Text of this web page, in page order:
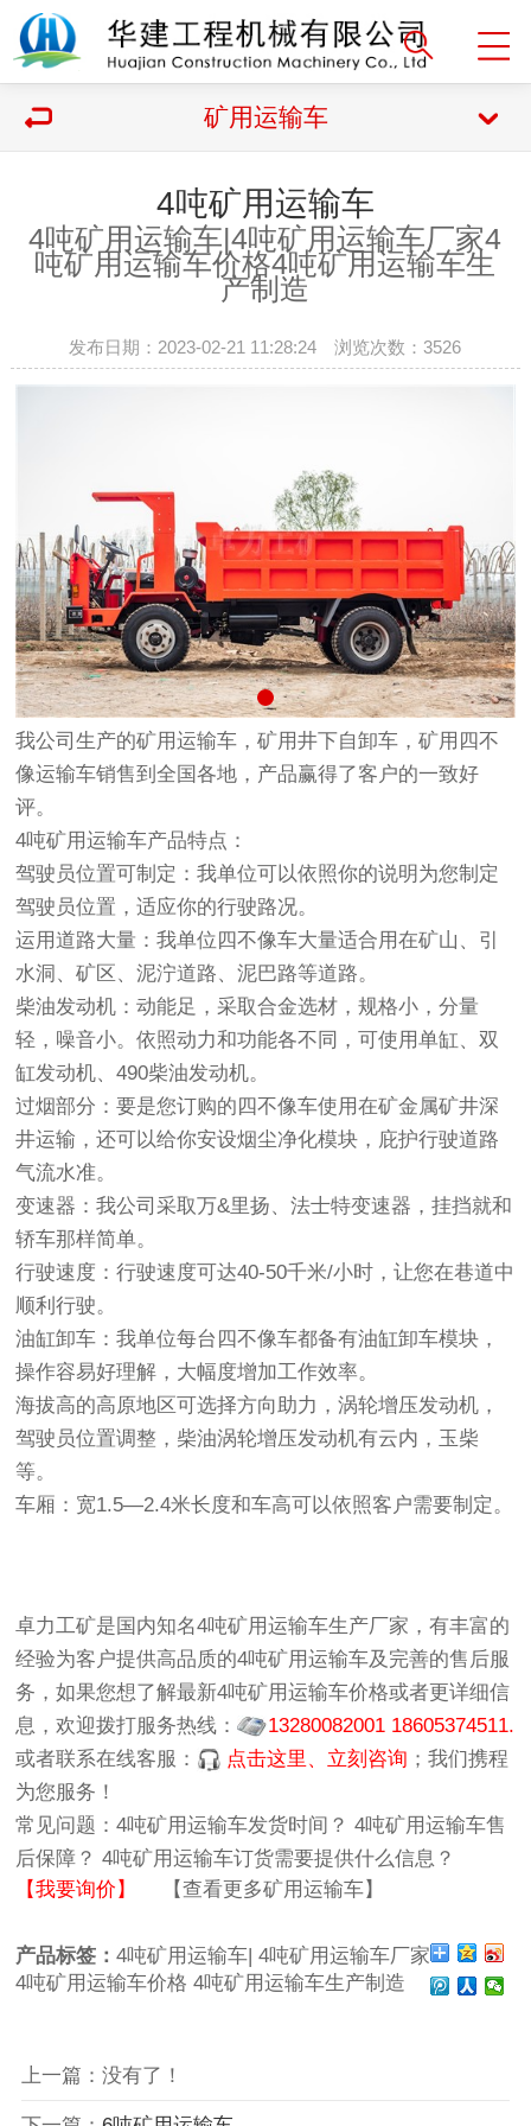
矿用运输车
4吨矿用运输车
4吨矿用运输车|4吨矿用运输车厂家4
吨矿用运输车价格4吨矿用运输车生
产制造
发布日期：2023-02-21 11:28:24 浏览次数：3526
我公司生产的矿用运输车，矿用井下自卸车，矿用四不
像运输车销售到全国各地，产品赢得了客户的一致好
评。
4吨矿用运输车产品特点：
驾驶员位置可制定：我单位可以依照你的说明为您制定
驾驶员位置，适应你的行驶路况。
运用道路大量：我单位四不像车大量适合用在矿山、引
水洞、矿区、泥泞道路、泥巴路等道路。
柴油发动机：动能足，采取合金选材，规格小，分量
轻，噪音小。依照动力和功能各不同，可使用单缸、双
缸发动机、490柴油发动机。
过烟部分：要是您订购的四不像车使用在矿金属矿井深
井运输，还可以给你安设烟尘净化模块，庇护行驶道路
气流水准。
变速器：我公司采取万&里扬、法士特变速器，挂挡就和
轿车那样简单。
行驶速度：行驶速度可达40-50千米/小时，让您在巷道中
顺利行驶。
油缸卸车：我单位每台四不像车都备有油缸卸车模块，
操作容易好理解，大幅度增加工作效率。
海拔高的高原地区可选择方向助力，涡轮增压发动机，
驾驶员位置调整，柴油涡轮增压发动机有云内，玉柴
等。
车厢：宽1.5—2.4米长度和车高可以依照客户需要制定。
卓力工矿是国内知名4吨矿用运输车生产厂家 ，有丰富的
经验为客户提供高品质的4吨矿用运输车及完善的售后服
务，如果您想了解最新4吨矿用运输车价格或者更详细信
息，欢迎拨打服务热线：
13280082001 18605374511.
或者联系在线客服：
点击这里、立刻咨询 ；我们携程
为您服务！
常见问题：4吨矿用运输车发货时间？ 4吨矿用运输车售
后保障？ 4吨矿用运输车订货需要提供什么信息？
【我要询价】
【查看更多矿用运输车】
产品标签：4吨矿用运输车|4吨矿用运输车厂家
4吨矿用运输车价格 4吨矿用运输车生产制造
上一篇：没有了！